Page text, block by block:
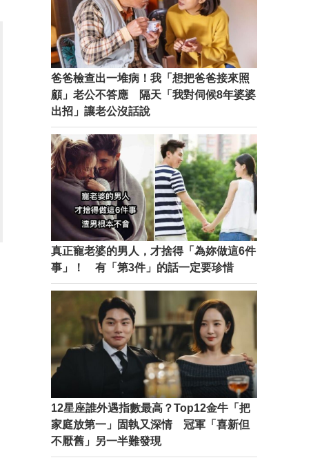
爸爸檢查出一堆病！我「想把爸爸接來照
顧」老公不答應 隔天「我對伺候8年婆婆
出招」讓老公沒話說
真正寵老婆的男人，才捨得「為妳做這6件
事」！ 有「第3件」的話一定要珍惜
12星座誰外遇指數最高？Top12金牛「把
家庭放第一」固執又深情 冠軍「喜新但
不厭舊」另一半難發現